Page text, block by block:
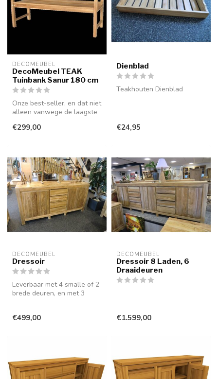
DECOMEUBEL
DecoMeubel TEAK
Tuinbank Sanur 180 cm
Onze best-seller, en dat niet
alleen vanwege de laagste
€299,00
Dienblad
Teakhouten Dienblad
€24,95
DECOMEUBEL
Dressoir
Leverbaar met 4 smalle of 2
brede deuren, en met 3
€499,00
DECOMEUBEL
Dressoir 8 Laden, 6
Draaideuren
€1.599,00